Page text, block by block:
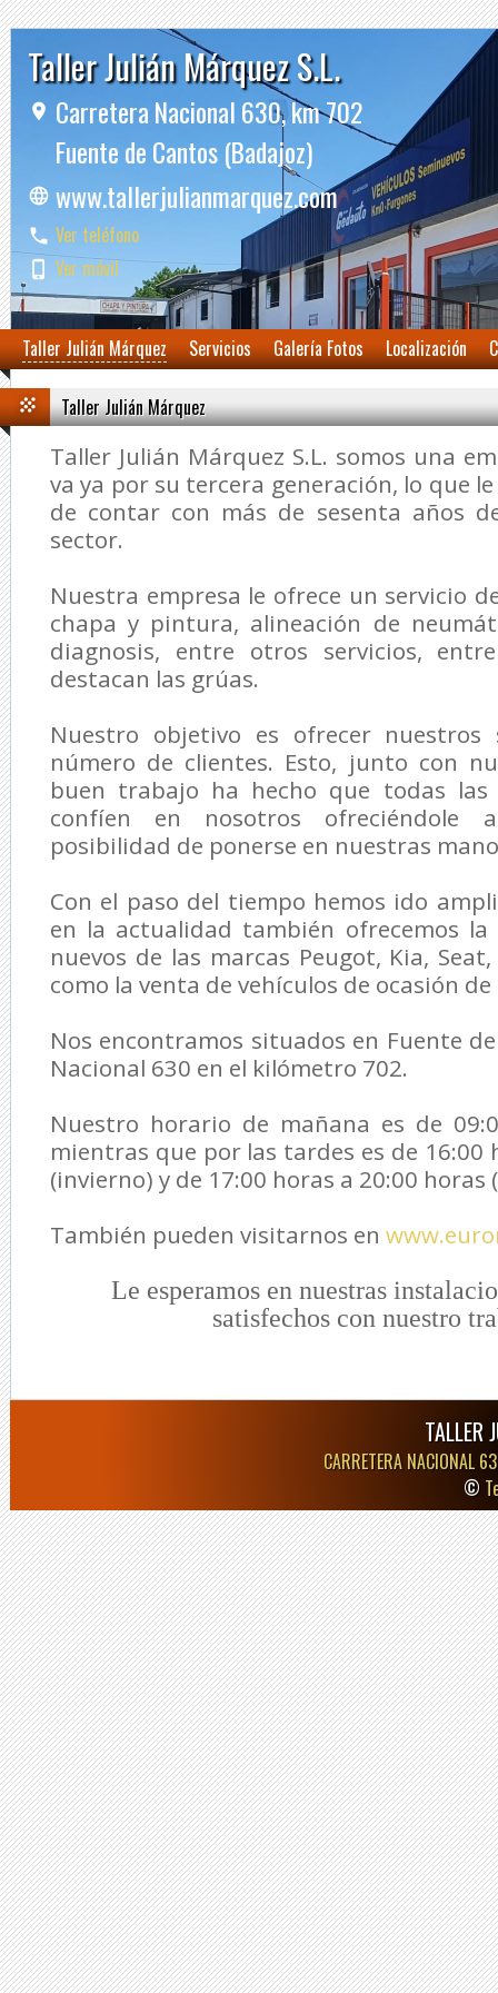
Taller Julián Márquez S.L.
Carretera Nacional 630, km 702
Fuente de Cantos (Badajoz)
www.tallerjulianmarquez.com
Ver teléfono
Ver móvil
Taller Julián Márquez Servicios Galería Fotos Localización
Taller Julián Márquez
Taller Julián Márquez S.L. somos una
va ya por su tercera generación, lo que
de contar con más de sesenta años
sector.
Nuestra empresa le ofrece un servicio
chapa y pintura, alineación de
diagnosis, entre otros servicios,
destacan las grúas.
Nuestro objetivo es ofrecer nuestros
número de clientes. Esto, junto con
buen trabajo ha hecho que todas las
confíen en nosotros ofreciéndole
posibilidad de ponerse en nuestras
Con el paso del tiempo hemos ido
en la actualidad también ofrecemos la
nuevos de las marcas Peugot, Kia,
como la venta de vehículos de ocasión
Nos encontramos situados en Fuente
Nacional 630 en el kilómetro 702.
Nuestro horario de mañana es de
mientras que por las tardes es de 16:00
(invierno) y de 17:00 horas a 20:00 horas
También pueden visitarnos en
Le esperamos en nuestras
satisfechos con nuestro
TALLER
CARRETERA NACIONAL
©